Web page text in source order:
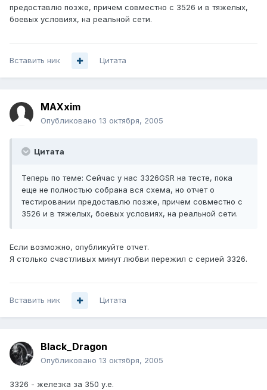
предоставлю позже, причем совместно с 3526 и в тяжелых,
боевых условиях, на реальной сети.
Вставить ник Цитата
MAXxim
Опубликовано 13 октября, 2005
Цитата
Теперь по теме: Сейчас у нас 3326GSR на тесте, пока
еще не полностью собрана вся схема, но отчет о
тестировании предоставлю позже, причем совместно с
3526 и в тяжелых, боевых условиях, на реальной сети.
Если возможно, опубликуйте отчет.
Я столько счастливых минут любви пережил с серией 3326.
Вставить ник Цитата
Black_Dragon
Опубликовано 13 октября, 2005
3326 - железка за 350 у.е.